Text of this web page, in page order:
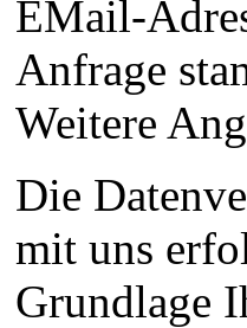
EMail-
Anfrage
Weitere
Die
mit uns
Grundlage